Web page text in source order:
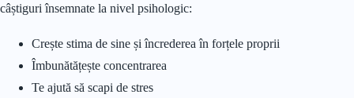
câștiguri însemnate la nivel psihologic:
Crește stima de sine și încrederea în forțele proprii
Îmbunătățește concentrarea
Te ajută să scapi de stres